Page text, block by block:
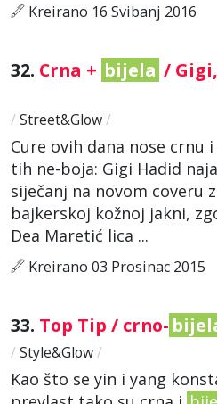
Kreirano 16 Svibanj 2016
32. Crna + bijela /
/ Street&Glow/
Cure ovih dana nose crnu
tih ne-boja: Gigi Hadid
siječanj na novom coveru
bajkerskoj kožnoj jakni,
Dea Maretić lica ...
Kreirano 03 Prosinac 2015
33. Top Tip / crno-
/ Style&Glow/
Kao što se yin i yang